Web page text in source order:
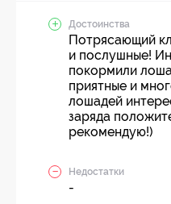
Достоинства
Потрясающий
и послушные!
покормили
приятные и
лошадей
заряда
рекомендую!)
Недостатки
-